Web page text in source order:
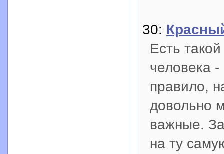
30:
Есть
человека
правило,
довольно
важные.
на ту